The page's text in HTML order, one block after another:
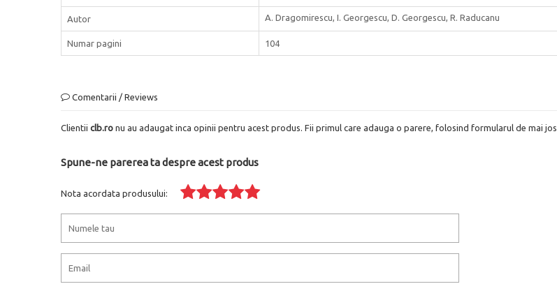
Autor A. Dragomirescu, I. Georgescu, D. Georgescu, R. Raducanu
Numar pagini 104
Comentarii / Reviews
Clientii clb.ro nu au adaugat inca opinii pentru acest produs. Fii primul care adauga o parere, folosind formularul de mai jos.
Spune-ne parerea ta despre acest produs
Nota acordata produsului: